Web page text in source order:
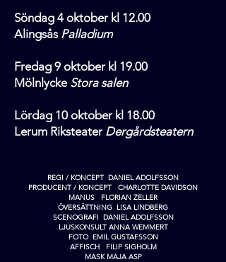
Söndag 4 oktober kl 12.00
Alingsås Palladium
Fredag 9 oktober kl 19.00
Mölnlycke Stora salen
Lördag 10 oktober kl 18.00
Lerum Riksteater Dergårdsteatern
REGI / KONCEPT DANIEL ADOLFSSON
PRODUCENT / KONCEPT CHARLOTTE DAVIDSON
MANUS FLORIAN ZELLER
ÖVERSÄTTNING LISA LINDBERG
SCENOGRAFI DANIEL ADOLFSSON
LJUSKONSULT ANNA WEMMERT
FOTO EMIL GUSTAFSSON
AFFISCH
FILIP SIGHOLM
MASK MAJA ASP